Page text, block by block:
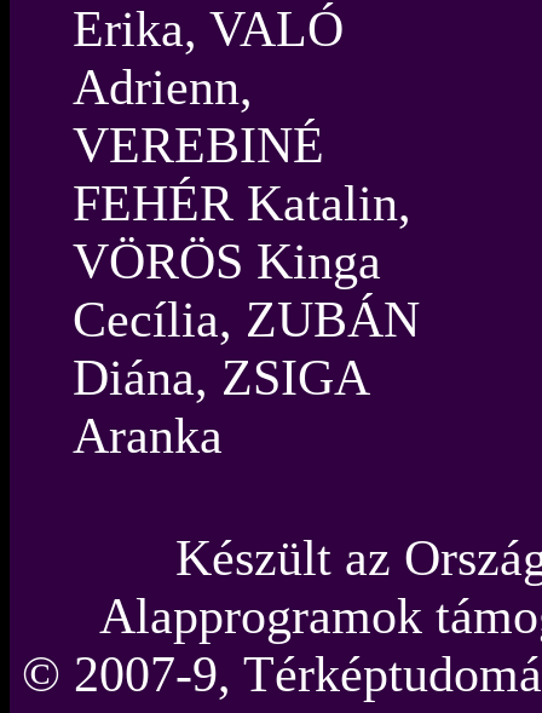
Erika, VALÓ
Adrienn,
VEREBINÉ
FEHÉR Katalin,
VÖRÖS Kinga
Cecília, ZUBÁN
Diána, ZSIGA
Aranka
Készült az
Alapprogramok
© 2007-9,